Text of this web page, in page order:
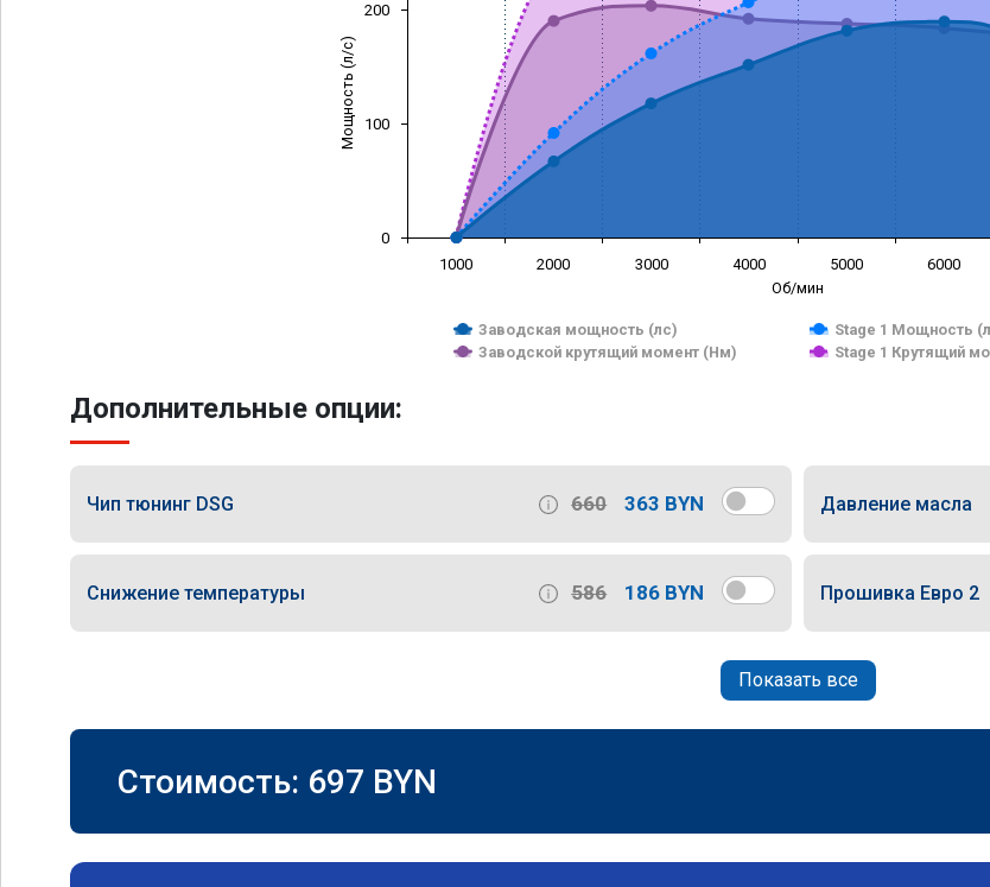
Об/мин
Мощность (л/с)
Заводская мощность (лс)
Stage 1 Мощность
Заводской крутящий момент (Нм)
Stage 1 Крутящий
1000 2000 3000 4000 5000 6000
0
100
200
Дополнительные опции:
Чип тюнинг DSG 660 363 BYN Давление масла
Снижение температуры 586 186 BYN Прошивка Евро 2
Показать все
Стоимость: 697 BYN